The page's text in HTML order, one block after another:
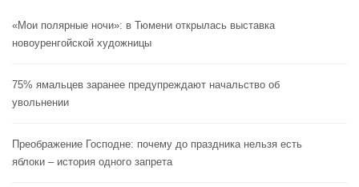
«Мои полярные ночи»: в Тюмени открылась выставка
новоуренгойской художницы
75% ямальцев заранее предупреждают начальство об
увольнении
Преображение Господне: почему до праздника нельзя есть
яблоки – история одного запрета